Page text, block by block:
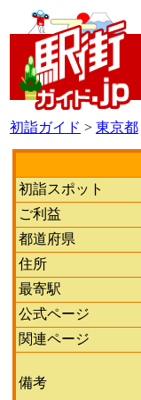
初詣ガイド > 東京都
初詣スポット
ご利益
都道府県
住所
最寄駅
公式ページ
関連ページ
備考